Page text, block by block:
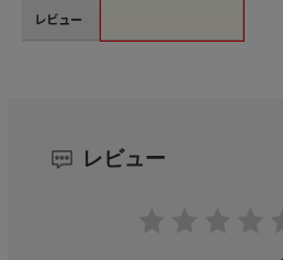
レビュー
レビュー